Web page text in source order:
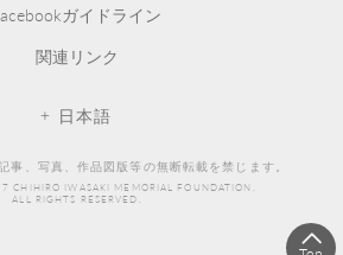
ガイドライン
関連リンク
日本語
事、写真、作品図版等の無断転載を禁じます。
CHIHIRO IWASAKI MEMORIAL FOUNDATION.
ALL RIGHTS RESERVED.